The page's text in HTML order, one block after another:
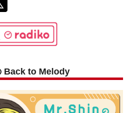
Back to Melody